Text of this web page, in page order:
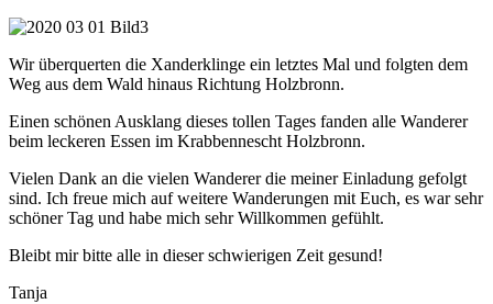
Wir überquerten die Xanderklinge ein letztes Mal und folgten dem
Weg aus dem Wald hinaus Richtung Holzbronn.
Einen schönen Ausklang dieses tollen Tages fanden alle Wanderer
beim leckeren Essen im Krabbennescht Holzbronn.
Vielen Dank an die vielen Wanderer die meiner Einladung gefolgt
sind. Ich freue mich auf weitere Wanderungen mit Euch, es war sehr
schöner Tag und habe mich sehr Willkommen gefühlt.
Bleibt mir bitte alle in dieser schwierigen Zeit gesund!
Tanja